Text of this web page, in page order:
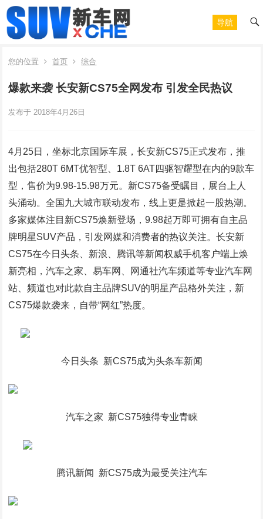
导航
您的位置 首页 综合
爆款来袭 长安新CS75全网发布 引发全民热议
发布于 2018年4月26日
4月25日，坐标北京国际车展，长安新CS75正式发布，推
出包括280T 6MT优智型、1.8T 6AT四驱智耀型在内的9款车
型，售价为9.98-15.98万元。新CS75备受瞩目，展台上人
头涌动。全国九大城市联动发布，线上更是掀起一股热潮。
多家媒体注目新CS75焕新登场，9.98起万即可拥有自主品
牌明星SUV产品，引发网媒和消费者的热议关注。长安新
CS75在今日头条、新浪、腾讯等新闻权威手机客户端上焕
新亮相，汽车之家、易车网、网通社汽车频道等专业汽车网
站、频道也对此款自主品牌SUV的明星产品格外关注，新
CS75爆款袭来，自带“网红”热度。
今日头条 新CS75成为头条车新闻
汽车之家 新CS75独得专业青睐
腾讯新闻 新CS75成为最受关注汽车